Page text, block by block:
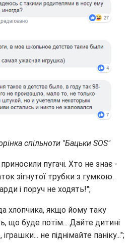
спільноти "Бацьки SOS"
пугачі. Хто не знає -
зігнутої трубки з гумкою.
і поруч не ходять!";
хлопчика, якщо йому таку
що буде потім... Дайте дитині
не піднімайте паніку...";